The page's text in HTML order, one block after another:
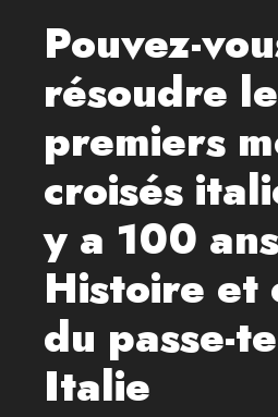
Pouvez-
résoudre
premiers
croisés
y a 100
Histoire et
du passe-
Italie